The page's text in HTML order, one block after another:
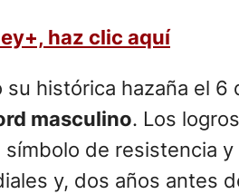
haz clic aquí
su histórica hazaña el 6
masculino. Los
de resistencia
y, dos años antes